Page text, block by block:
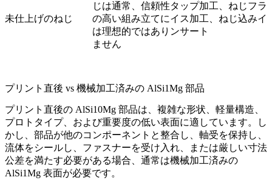
未仕上げのねじ
じは通常、信頼性
の高い組み立てに
は理想的ではあり
ません
タップ加工、ねじフラ
イス加工、ねじ込みイ
ンサート
プリント直後 vs 機械加工済みの AlSi1Mg 部品
プリント直後の AlSi10Mg 部品は、複雑な形状、軽量構造、
プロトタイプ、および重要度の低い表面に適しています。し
かし、部品が他のコンポーネントと整合し、軸受を保持し、
流体をシールし、ファスナーを受け入れ、または厳しい寸法
公差を満たす必要がある場合、通常は機械加工済みの
AlSi1Mg 表面が必要です。